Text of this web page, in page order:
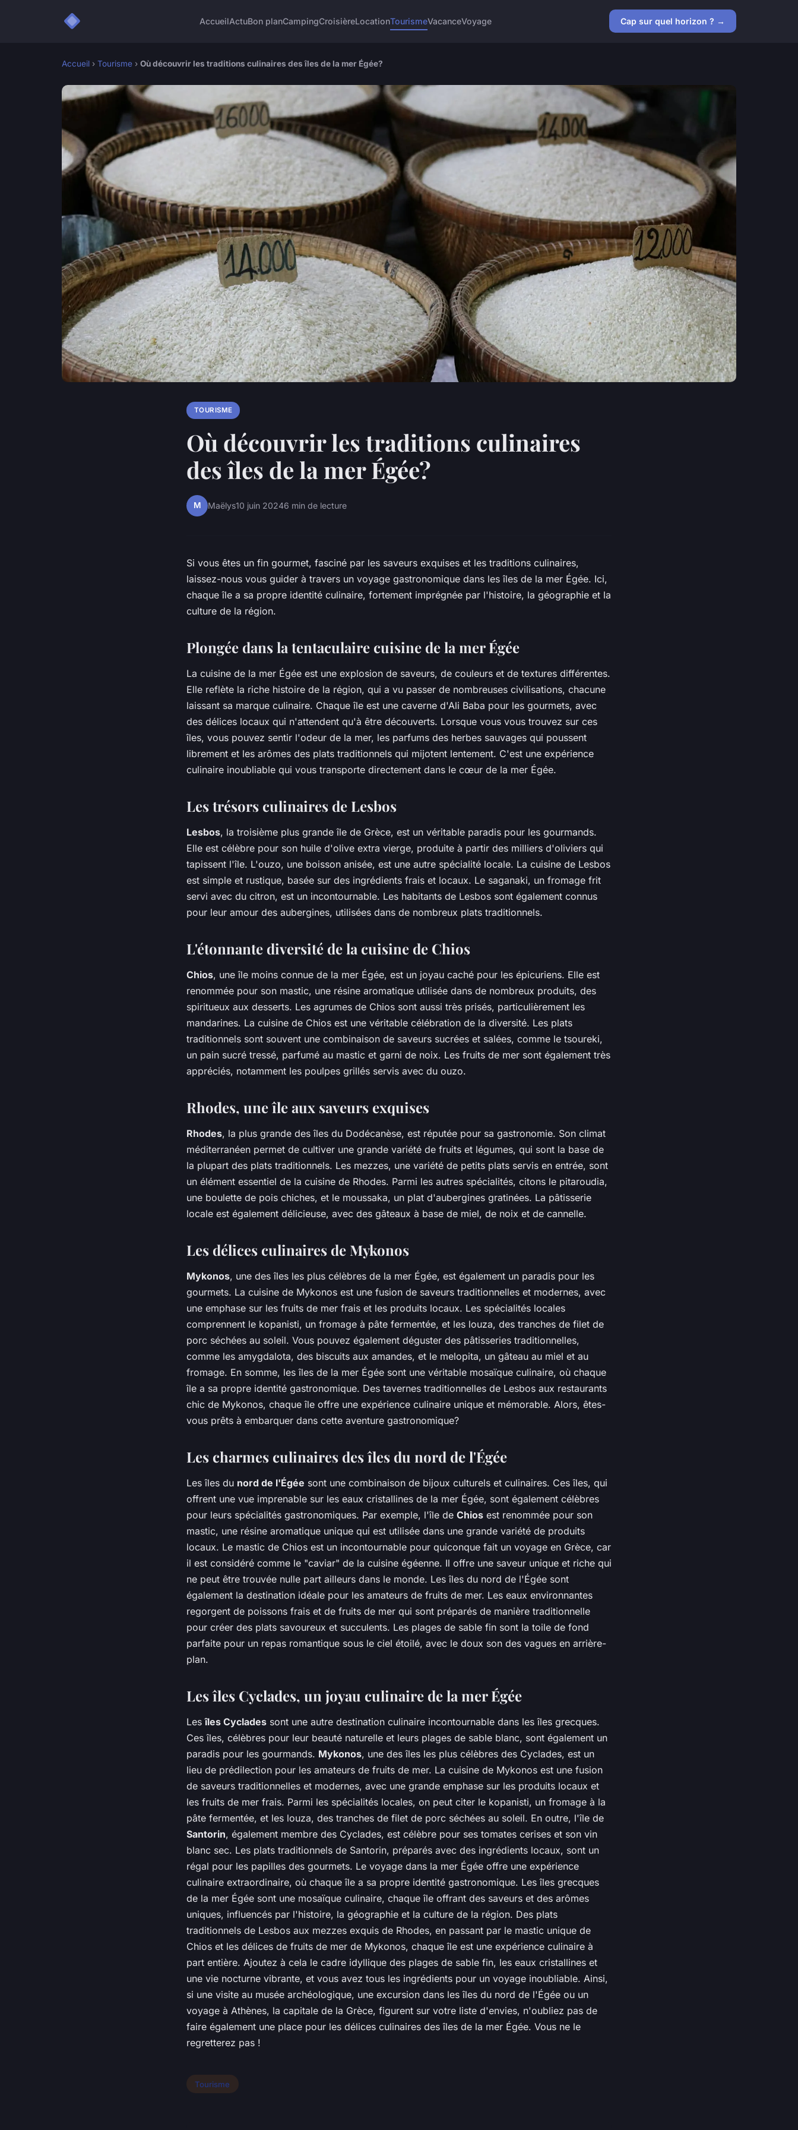
AccueilActuBon planCampingCroisièreLocationTourismeVacanceVoyage Cap sur quel horizon ? →
Accueil › Tourisme › Où découvrir les traditions culinaires des îles de la mer Égée?
TOURISME
Où découvrir les traditions culinaires
des îles de la mer Égée?
M Maëlys10 juin 20246 min de lecture
Si vous êtes un fin gourmet, fasciné par les saveurs exquises et les traditions culinaires,
laissez-nous vous guider à travers un voyage gastronomique dans les îles de la mer Égée. Ici,
chaque île a sa propre identité culinaire, fortement imprégnée par l'histoire, la géographie et la
culture de la région.
Plongée dans la tentaculaire cuisine de la mer Égée
La cuisine de la mer Égée est une explosion de saveurs, de couleurs et de textures différentes.
Elle reflète la riche histoire de la région, qui a vu passer de nombreuses civilisations, chacune
laissant sa marque culinaire. Chaque île est une caverne d'Ali Baba pour les gourmets, avec
des délices locaux qui n'attendent qu'à être découverts. Lorsque vous vous trouvez sur ces
îles, vous pouvez sentir l'odeur de la mer, les parfums des herbes sauvages qui poussent
librement et les arômes des plats traditionnels qui mijotent lentement. C'est une expérience
culinaire inoubliable qui vous transporte directement dans le cœur de la mer Égée.
Les trésors culinaires de Lesbos
Lesbos, la troisième plus grande île de Grèce, est un véritable paradis pour les gourmands.
Elle est célèbre pour son huile d'olive extra vierge, produite à partir des milliers d'oliviers qui
tapissent l'île. L'ouzo, une boisson anisée, est une autre spécialité locale. La cuisine de Lesbos
est simple et rustique, basée sur des ingrédients frais et locaux. Le saganaki, un fromage frit
servi avec du citron, est un incontournable. Les habitants de Lesbos sont également connus
pour leur amour des aubergines, utilisées dans de nombreux plats traditionnels.
L'étonnante diversité de la cuisine de Chios
Chios, une île moins connue de la mer Égée, est un joyau caché pour les épicuriens. Elle est
renommée pour son mastic, une résine aromatique utilisée dans de nombreux produits, des
spiritueux aux desserts. Les agrumes de Chios sont aussi très prisés, particulièrement les
mandarines. La cuisine de Chios est une véritable célébration de la diversité. Les plats
traditionnels sont souvent une combinaison de saveurs sucrées et salées, comme le tsoureki,
un pain sucré tressé, parfumé au mastic et garni de noix. Les fruits de mer sont également très
appréciés, notamment les poulpes grillés servis avec du ouzo.
Rhodes, une île aux saveurs exquises
Rhodes, la plus grande des îles du Dodécanèse, est réputée pour sa gastronomie. Son climat
méditerranéen permet de cultiver une grande variété de fruits et légumes, qui sont la base de
la plupart des plats traditionnels. Les mezzes, une variété de petits plats servis en entrée, sont
un élément essentiel de la cuisine de Rhodes. Parmi les autres spécialités, citons le pitaroudia,
une boulette de pois chiches, et le moussaka, un plat d'aubergines gratinées. La pâtisserie
locale est également délicieuse, avec des gâteaux à base de miel, de noix et de cannelle.
Les délices culinaires de Mykonos
Mykonos, une des îles les plus célèbres de la mer Égée, est également un paradis pour les
gourmets. La cuisine de Mykonos est une fusion de saveurs traditionnelles et modernes, avec
une emphase sur les fruits de mer frais et les produits locaux. Les spécialités locales
comprennent le kopanisti, un fromage à pâte fermentée, et les louza, des tranches de filet de
porc séchées au soleil. Vous pouvez également déguster des pâtisseries traditionnelles,
comme les amygdalota, des biscuits aux amandes, et le melopita, un gâteau au miel et au
fromage. En somme, les îles de la mer Égée sont une véritable mosaïque culinaire, où chaque
île a sa propre identité gastronomique. Des tavernes traditionnelles de Lesbos aux restaurants
chic de Mykonos, chaque île offre une expérience culinaire unique et mémorable. Alors, êtes-
vous prêts à embarquer dans cette aventure gastronomique?
Les charmes culinaires des îles du nord de l'Égée
Les îles du nord de l'Égée sont une combinaison de bijoux culturels et culinaires. Ces îles, qui
offrent une vue imprenable sur les eaux cristallines de la mer Égée, sont également célèbres
pour leurs spécialités gastronomiques. Par exemple, l'île de Chios est renommée pour son
mastic, une résine aromatique unique qui est utilisée dans une grande variété de produits
locaux. Le mastic de Chios est un incontournable pour quiconque fait un voyage en Grèce, car
il est considéré comme le "caviar" de la cuisine égéenne. Il offre une saveur unique et riche qui
ne peut être trouvée nulle part ailleurs dans le monde. Les îles du nord de l'Égée sont
également la destination idéale pour les amateurs de fruits de mer. Les eaux environnantes
regorgent de poissons frais et de fruits de mer qui sont préparés de manière traditionnelle
pour créer des plats savoureux et succulents. Les plages de sable fin sont la toile de fond
parfaite pour un repas romantique sous le ciel étoilé, avec le doux son des vagues en arrière-
plan.
Les îles Cyclades, un joyau culinaire de la mer Égée
Lesîles Cyclades sont une autre destination culinaire incontournable dans les îles grecques.
Ces îles, célèbres pour leur beauté naturelle et leurs plages de sable blanc, sont également un
paradis pour les gourmands. Mykonos, une des îles les plus célèbres des Cyclades, est un
lieu de prédilection pour les amateurs de fruits de mer. La cuisine de Mykonos est une fusion
de saveurs traditionnelles et modernes, avec une grande emphase sur les produits locaux et
les fruits de mer frais. Parmi les spécialités locales, on peut citer le kopanisti, un fromage à la
pâte fermentée, et les louza, des tranches de filet de porc séchées au soleil. En outre, l'île de
Santorin, également membre des Cyclades, est célèbre pour ses tomates cerises et son vin
blanc sec. Les plats traditionnels de Santorin, préparés avec des ingrédients locaux, sont un
régal pour les papilles des gourmets. Le voyage dans la mer Égée offre une expérience
culinaire extraordinaire, où chaque île a sa propre identité gastronomique. Les îles grecques
de la mer Égée sont une mosaïque culinaire, chaque île offrant des saveurs et des arômes
uniques, influencés par l'histoire, la géographie et la culture de la région. Des plats
traditionnels de Lesbos aux mezzes exquis de Rhodes, en passant par le mastic unique de
Chios et les délices de fruits de mer de Mykonos, chaque île est une expérience culinaire à
part entière. Ajoutez à cela le cadre idyllique des plages de sable fin, les eaux cristallines et
une vie nocturne vibrante, et vous avez tous les ingrédients pour un voyage inoubliable. Ainsi,
si une visite au musée archéologique, une excursion dans les îles du nord de l'Égée ou un
voyage à Athènes, la capitale de la Grèce, figurent sur votre liste d'envies, n'oubliez pas de
faire également une place pour les délices culinaires des îles de la mer Égée. Vous ne le
regretterez pas !
Tourisme